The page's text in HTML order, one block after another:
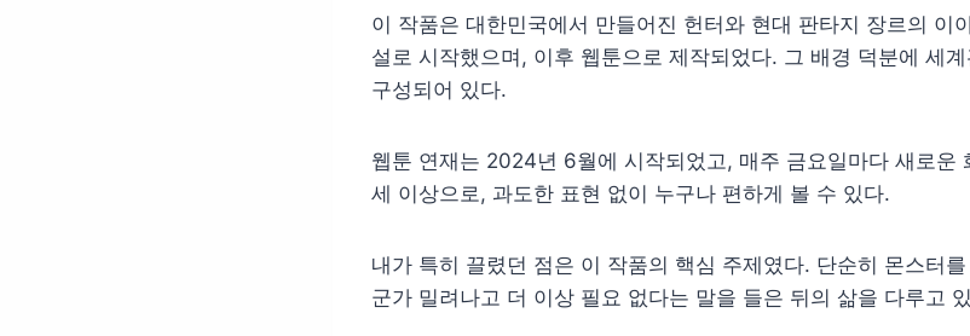
이 작품은 대한민국에서 만들어진 헌터와 현대 판타지 장르의 이
설로 시작했으며, 이후 웹툰으로 제작되었다. 그 배경 덕분에 세
구성되어 있다.
웹툰 연재는 2024년 6월에 시작되었고, 매주 금요일마다 새로운
세 이상으로, 과도한 표현 없이 누구나 편하게 볼 수 있다.
내가 특히 끌렸던 점은 이 작품의 핵심 주제였다. 단순히 몬스터
군가 밀려나고 더 이상 필요 없다는 말을 들은 뒤의 삶을 다루고